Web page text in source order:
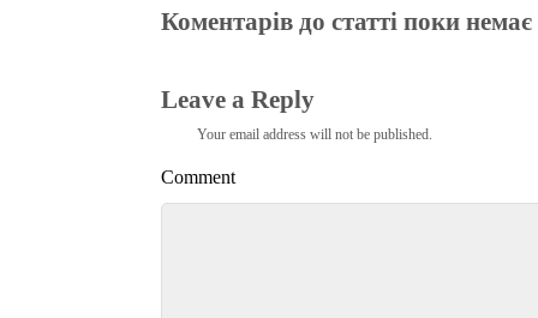
Коментарів до статті поки немає
Leave a Reply
Your email address will not be published.
Comment